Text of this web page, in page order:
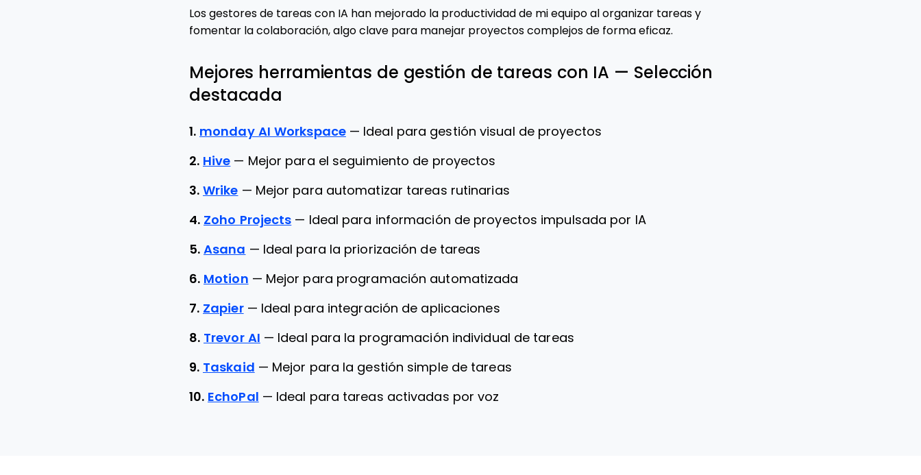
Los gestores de tareas con IA han mejorado la productividad de mi equipo al organizar tareas y
fomentar la colaboración, algo clave para manejar proyectos complejos de forma eficaz.
Mejores herramientas de gestión de tareas con IA — Selección
destacada
1. monday AI Workspace — Ideal para gestión visual de proyectos
2. Hive — Mejor para el seguimiento de proyectos
3. Wrike — Mejor para automatizar tareas rutinarias
4. Zoho Projects — Ideal para información de proyectos impulsada por IA
5. Asana — Ideal para la priorización de tareas
6. Motion — Mejor para programación automatizada
7. Zapier — Ideal para integración de aplicaciones
8. Trevor AI — Ideal para la programación individual de tareas
9. Taskaid — Mejor para la gestión simple de tareas
10. EchoPal — Ideal para tareas activadas por voz